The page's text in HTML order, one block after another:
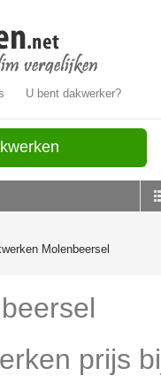
U bent dakwerker?
Molenbeersel
prijs